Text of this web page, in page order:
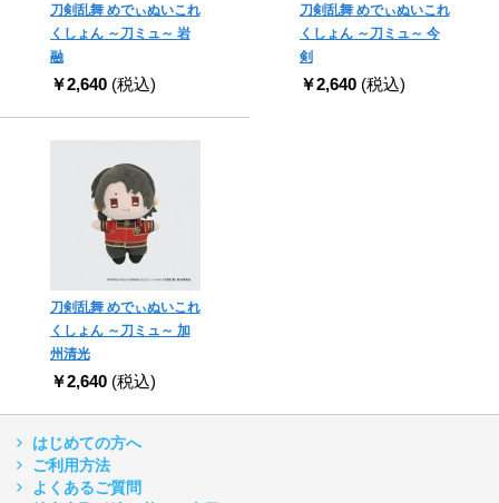
刀剣乱舞 めでぃぬいこれ
くしょん ～刀ミュ～ 岩
融
￥2,640 (税込)
刀剣乱舞 めでぃぬいこれ
くしょん ～刀ミュ～ 今
剣
￥2,640 (税込)
刀剣乱舞 めでぃぬいこれ
くしょん ～刀ミュ～ 加
州清光
￥2,640 (税込)
はじめての方へ
ご利用方法
よくあるご質問